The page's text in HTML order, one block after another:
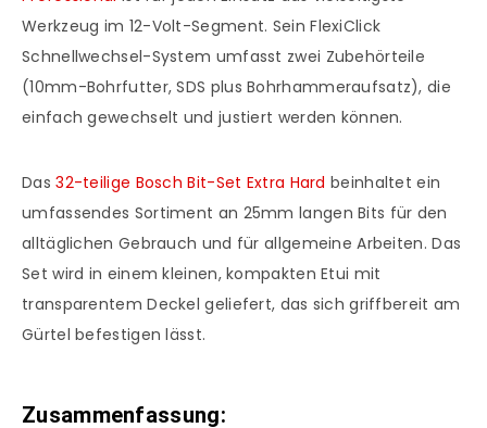
Werkzeug im 12-Volt-Segment. Sein FlexiClick
Schnellwechsel-System umfasst zwei Zubehörteile
(10mm-Bohrfutter, SDS plus Bohrhammeraufsatz), die
einfach gewechselt und justiert werden können.
Das32-teilige Bosch Bit-Set Extra Hard beinhaltet ein
umfassendes Sortiment an 25mm langen Bits für den
alltäglichen Gebrauch und für allgemeine Arbeiten. Das
Set wird in einem kleinen, kompakten Etui mit
transparentem Deckel geliefert, das sich griffbereit am
Gürtel befestigen lässt.
Zusammenfassung: